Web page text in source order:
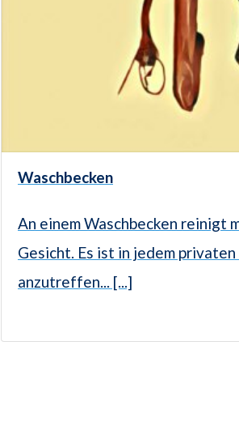
Waschbecken
An einem Waschbecken reinigt
Gesicht. Es ist in jedem
anzutreffen... [...]